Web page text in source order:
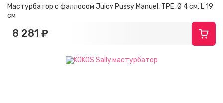
Мастурбатор с фаллосом Juicy Pussy Manuel, TPE, Ø 4 см, L 19
см
8 281 ₽